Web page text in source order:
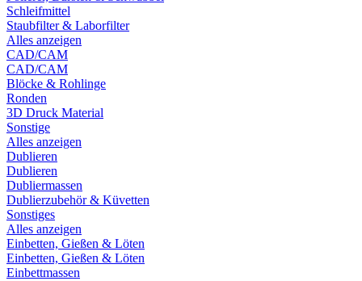
Schleifmittel
Staubfilter & Laborfilter
Alles anzeigen
CAD/CAM
CAD/CAM
Blöcke & Rohlinge
Ronden
3D Druck Material
Sonstige
Alles anzeigen
Dublieren
Dublieren
Dubliermassen
Dublierzubehör & Küvetten
Sonstiges
Alles anzeigen
Einbetten, Gießen & Löten
Einbetten, Gießen & Löten
Einbettmassen